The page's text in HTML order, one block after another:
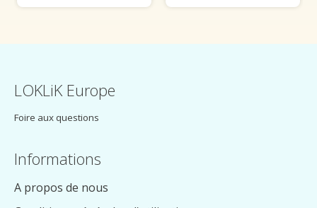
LOKLiK Europe
Foire aux questions
Informations
A propos de nous